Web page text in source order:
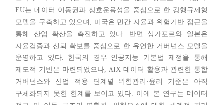
EU는 데이터 이동권과 상호운용성을 중심으로 한 강행규제형
모델을 구축하고 있으며, 미국은 민간 자율과 위험기반 접근을
통해 산업 확산을 촉진하고 있다. 반면 싱가포르와 일본은
자율검증과 신뢰 확보를 중심으로 한 유연한 거버넌스 모델을
운영하고 있다. 한국의 경우 인공지능 기본법 제정을 통해
제도적 기반은 마련되었으나, AIX 데이터 활용과 관련한 통합
거버넌스와 산업 적용 단계별 위험관리·윤리 기준은 아직
구체화되지 못한 한계를 보이고 있다. 이에 본 연구는 데이터